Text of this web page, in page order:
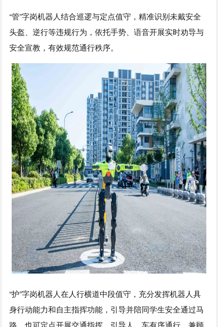
“管”字岗机器人结合巡逻与定点值守，精准识别未戴安全
头盔、逆行等违规行为，依托手势、语音开展实时劝导与
安全宣教，有效规范通行秩序。
“护”字岗机器人在人行横道中段值守，充分发挥机器人具
身行动能力和自主指挥功能，引导并陪同学生安全通过马